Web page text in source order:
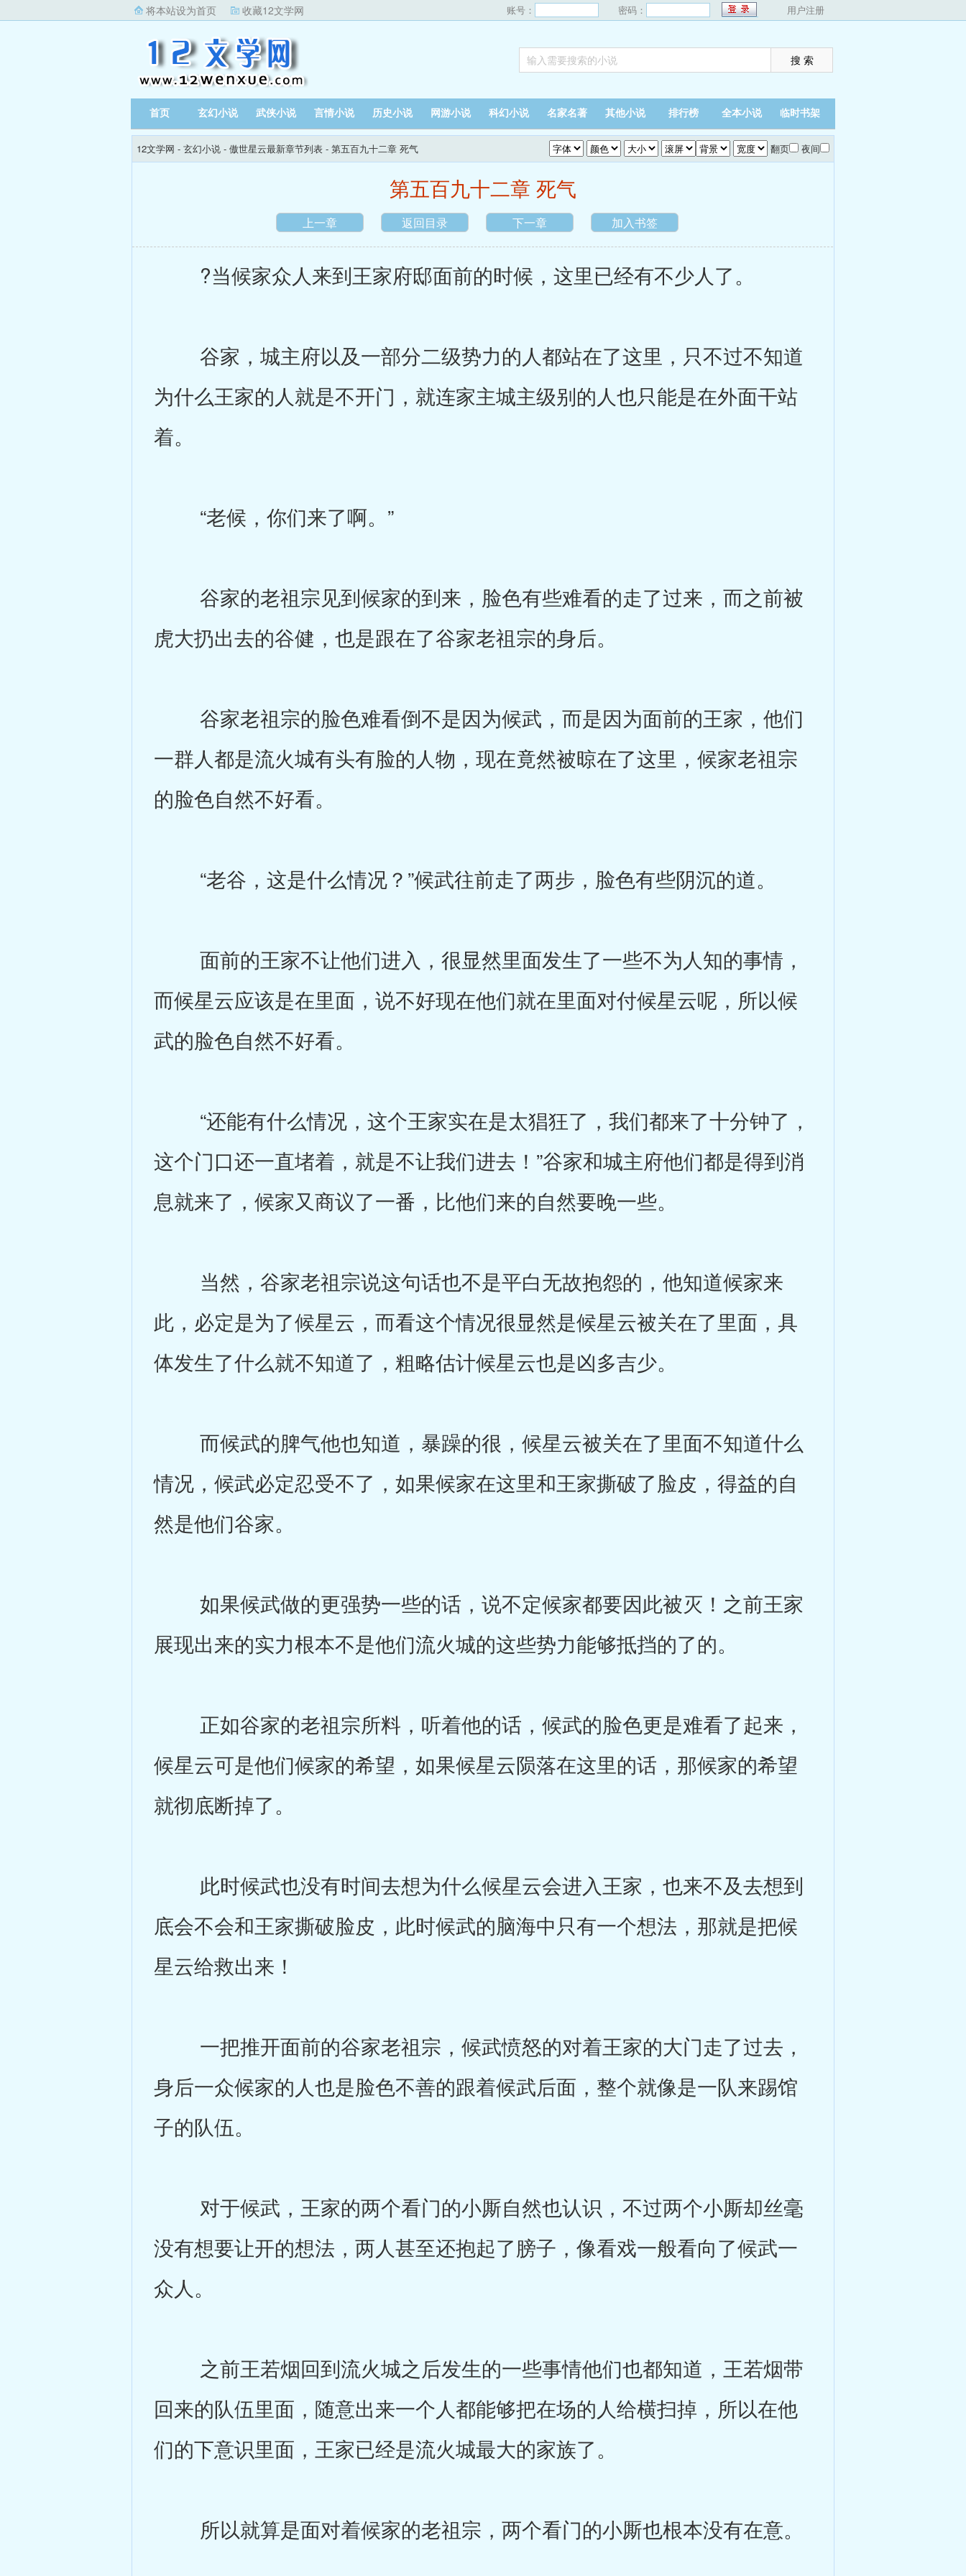
将本站设为首页 收藏12文学网 账号： 密码： 用户注册
首页 玄幻小说 武侠小说 言情小说 历史小说 网游小说 科幻小说 名家名著 其他小说 排行榜 全本小说 临时书架
12文学网 - 玄幻小说 - 傲世星云最新章节列表 - 第五百九十二章 死气 翻页 夜间
第五百九十二章 死气
上一章 返回目录 下一章 加入书签
?当候家众人来到王家府邸面前的时候，这里已经有不少人了。
谷家，城主府以及一部分二级势力的人都站在了这里，只不过不知道
为什么王家的人就是不开门，就连家主城主级别的人也只能是在外面干站
着。
“老候，你们来了啊。”
谷家的老祖宗见到候家的到来，脸色有些难看的走了过来，而之前被
虎大扔出去的谷健，也是跟在了谷家老祖宗的身后。
谷家老祖宗的脸色难看倒不是因为候武，而是因为面前的王家，他们
一群人都是流火城有头有脸的人物，现在竟然被晾在了这里，候家老祖宗
的脸色自然不好看。
“老谷，这是什么情况？”候武往前走了两步，脸色有些阴沉的道。
面前的王家不让他们进入，很显然里面发生了一些不为人知的事情，
而候星云应该是在里面，说不好现在他们就在里面对付候星云呢，所以候
武的脸色自然不好看。
“还能有什么情况，这个王家实在是太猖狂了，我们都来了十分钟了，
这个门口还一直堵着，就是不让我们进去！”谷家和城主府他们都是得到消
息就来了，候家又商议了一番，比他们来的自然要晚一些。
当然，谷家老祖宗说这句话也不是平白无故抱怨的，他知道候家来
此，必定是为了候星云，而看这个情况很显然是候星云被关在了里面，具
体发生了什么就不知道了，粗略估计候星云也是凶多吉少。
而候武的脾气他也知道，暴躁的很，候星云被关在了里面不知道什么
情况，候武必定忍受不了，如果候家在这里和王家撕破了脸皮，得益的自
然是他们谷家。
如果候武做的更强势一些的话，说不定候家都要因此被灭！之前王家
展现出来的实力根本不是他们流火城的这些势力能够抵挡的了的。
正如谷家的老祖宗所料，听着他的话，候武的脸色更是难看了起来，
候星云可是他们候家的希望，如果候星云陨落在这里的话，那候家的希望
就彻底断掉了。
此时候武也没有时间去想为什么候星云会进入王家，也来不及去想到
底会不会和王家撕破脸皮，此时候武的脑海中只有一个想法，那就是把候
星云给救出来！
一把推开面前的谷家老祖宗，候武愤怒的对着王家的大门走了过去，
身后一众候家的人也是脸色不善的跟着候武后面，整个就像是一队来踢馆
子的队伍。
对于候武，王家的两个看门的小厮自然也认识，不过两个小厮却丝毫
没有想要让开的想法，两人甚至还抱起了膀子，像看戏一般看向了候武一
众人。
之前王若烟回到流火城之后发生的一些事情他们也都知道，王若烟带
回来的队伍里面，随意出来一个人都能够把在场的人给横扫掉，所以在他
们的下意识里面，王家已经是流火城最大的家族了。
所以就算是面对着候家的老祖宗，两个看门的小厮也根本没有在意。